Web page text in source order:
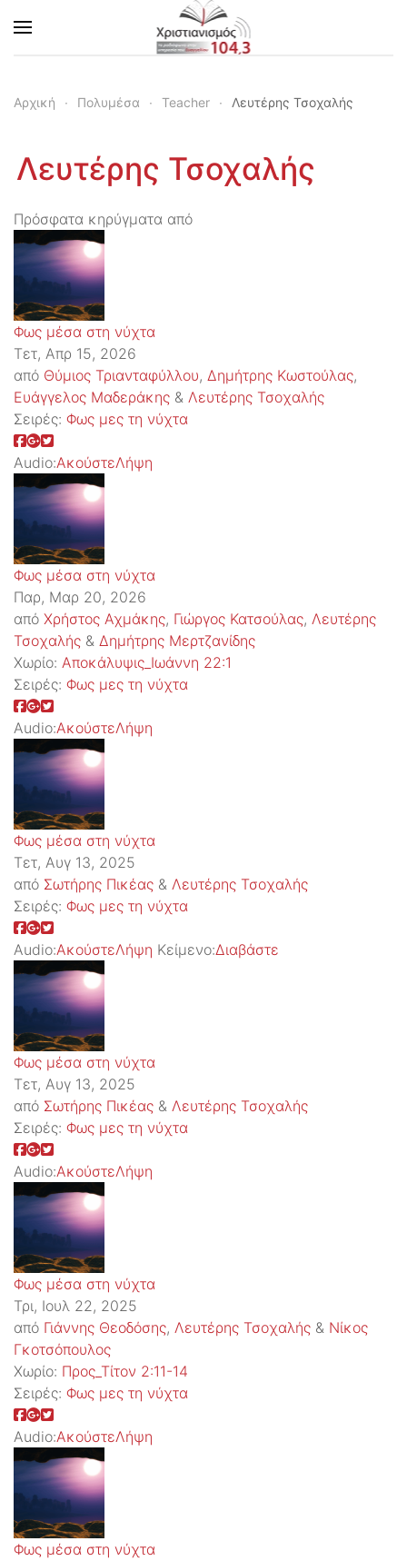
Skip to main content
Αρχική Πολυμέσα Teacher Λευτέρης Τσοχαλής
Λευτέρης Τσοχαλής
Πρόσφατα κηρύγματα από
Φως μέσα στη νύχτα
Τετ, Απρ 15, 2026
από Θύμιος Τριανταφύλλου, Δημήτρης Κωστούλας,
Ευάγγελος Μαδεράκης & Λευτέρης Τσοχαλής
Σειρές: Φως μες τη νύχτα
Audio:ΑκούστεΛήψη
Φως μέσα στη νύχτα
Παρ, Μαρ 20, 2026
από Χρήστος Αχμάκης, Γιώργος Κατσούλας, Λευτέρης
Τσοχαλής & Δημήτρης Μερτζανίδης
Χωρίο: Αποκάλυψις_Ιωάννη 22:1
Σειρές: Φως μες τη νύχτα
Audio:ΑκούστεΛήψη
Φως μέσα στη νύχτα
Τετ, Αυγ 13, 2025
από Σωτήρης Πικέας & Λευτέρης Τσοχαλής
Σειρές: Φως μες τη νύχτα
Audio:ΑκούστεΛήψη Κείμενο:Διαβάστε
Φως μέσα στη νύχτα
Τετ, Αυγ 13, 2025
από Σωτήρης Πικέας & Λευτέρης Τσοχαλής
Σειρές: Φως μες τη νύχτα
Audio:ΑκούστεΛήψη
Φως μέσα στη νύχτα
Τρι, Ιουλ 22, 2025
από Γιάννης Θεοδόσης, Λευτέρης Τσοχαλής & Νίκος
Γκοτσόπουλος
Χωρίο: Προς_Τίτον 2:11-14
Σειρές: Φως μες τη νύχτα
Audio:ΑκούστεΛήψη
Φως μέσα στη νύχτα